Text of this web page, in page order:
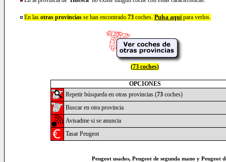
En las otras provincias se han encontrado 73 coches. Pulsa aquípara verlos.
(73 coches)
OPCIONES
Repetir búsqueda en otras provincias (73coches)
Buscar en otra provincia
Avisadme si se anuncia
Tasar Peugeot
Peugeot usados, Peugeot de segunda mano y Peugeot